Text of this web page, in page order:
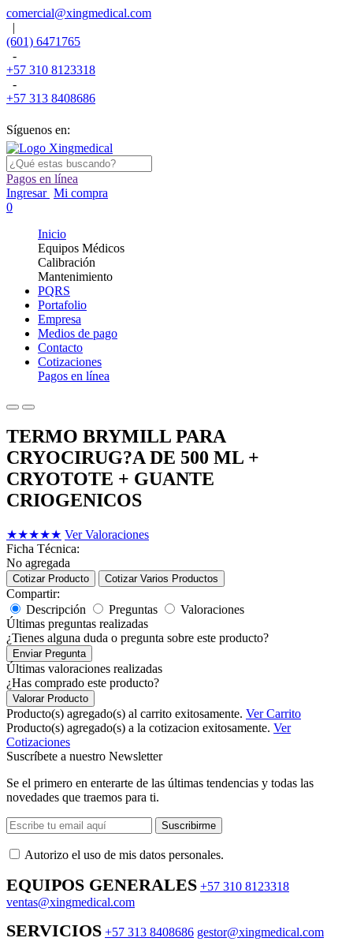
comercial@xingmedical.com
|
(601) 6471765
-
+57 310 8123318
-
+57 313 8408686
Síguenos en:
Pagos en línea
Ingresar Mi compra
0
Inicio
Equipos Médicos
Calibración
Mantenimiento
PQRS
Portafolio
Empresa
Medios de pago
Contacto
Cotizaciones
Pagos en línea
TERMO BRYMILL PARA
CRYOCIRUG?A DE 500 ML +
CRYOTOTE + GUANTE
CRIOGENICOS
★★★★★ Ver Valoraciones
Ficha Técnica:
No agregada
Cotizar Producto Cotizar Varios Productos
Compartir:
Descripción
Preguntas
Valoraciones
Últimas preguntas realizadas
¿Tienes alguna duda o pregunta sobre este producto?
Enviar Pregunta
Últimas valoraciones realizadas
¿Has comprado este producto?
Valorar Producto
Producto(s) agregado(s) al carrito exitosamente. Ver Carrito
Producto(s) agregado(s) a la cotizacion exitosamente. Ver
Cotizaciones
Suscríbete a nuestro Newsletter
Se el primero en enterarte de las últimas tendencias y todas las
novedades que traemos para ti.
Suscribirme
Autorizo ​​el uso de mis datos personales.
EQUIPOS GENERALES +57 310 8123318
ventas@xingmedical.com
SERVICIOS +57 313 8408686 gestor@xingmedical.com